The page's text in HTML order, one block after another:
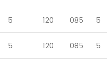
5 120 085 5
5 120 085 5